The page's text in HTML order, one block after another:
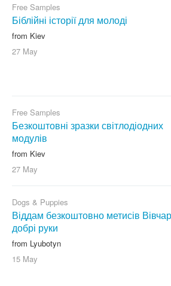
Free Samples
Біблійні історії для молоді
from Kiev
27 May
Free Samples
Безкоштовні зразки світлодіодних
модулів
from Kiev
27 May
Dogs & Puppies
Віддам безкоштовно метисів
добрі руки
from Lyubotyn
15 May